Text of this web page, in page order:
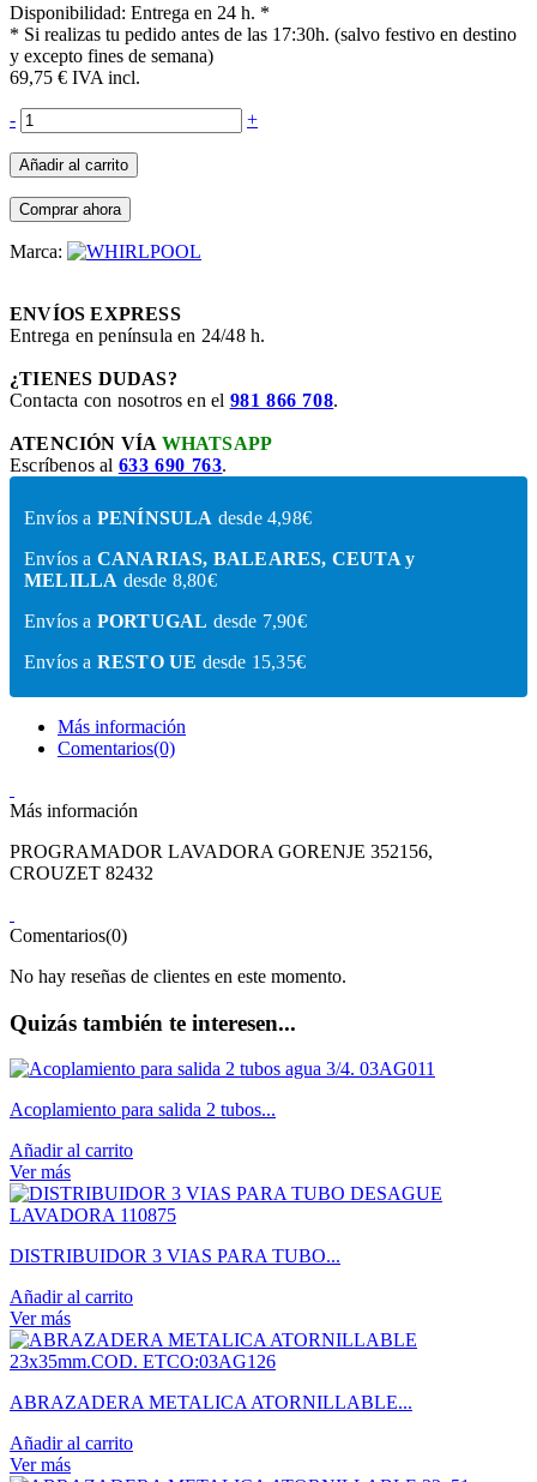
Disponibilidad: Entrega en 24 h. *
* Si realizas tu pedido antes de las 17:30h. (salvo festivo en destino
y excepto fines de semana)
69,75 € IVA incl.
- +
Añadir al carrito
Comprar ahora
Marca:
ENVÍOS EXPRESS
Entrega en península en 24/48 h.
¿TIENES DUDAS?
Contacta con nosotros en el 981 866 708.
ATENCIÓN VÍA WHATSAPP
Escríbenos al 633 690 763.
Envíos a PENÍNSULA desde 4,98€
Envíos a CANARIAS, BALEARES, CEUTA y
MELILLA desde 8,80€
Envíos a PORTUGAL desde 7,90€
Envíos a RESTO UE desde 15,35€
Más información
Comentarios(0)
Más información
PROGRAMADOR LAVADORA GORENJE 352156,
CROUZET 82432
Comentarios(0)
No hay reseñas de clientes en este momento.
Quizás también te interesen...
Acoplamiento para salida 2 tubos...
Añadir al carrito
Ver más
DISTRIBUIDOR 3 VIAS PARA TUBO...
Añadir al carrito
Ver más
ABRAZADERA METALICA ATORNILLABLE...
Añadir al carrito
Ver más